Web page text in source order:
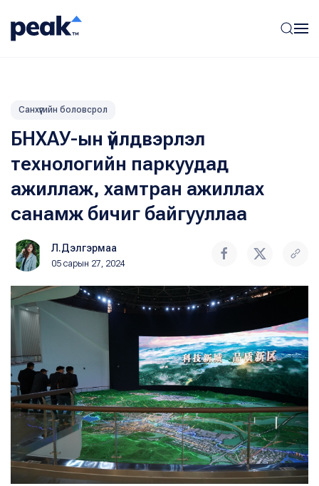
Санхүүгийн боловсрол
БНХАУ-ын үйлдвэрлэл
технологийн паркуудад
ажиллаж, хамтран ажиллах
санамж бичиг байгууллаа
Л.Дэлгэрмаа
05 сарын 27, 2024